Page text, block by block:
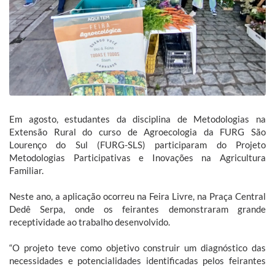
Em agosto, estudantes da disciplina de Metodologias na
Extensão Rural do curso de Agroecologia da FURG São
Lourenço do Sul (FURG-SLS) participaram do Projeto
Metodologias Participativas e Inovações na Agricultura
Familiar.
Neste ano, a aplicação ocorreu na Feira Livre, na Praça Central
Dedê Serpa, onde os feirantes demonstraram grande
receptividade ao trabalho desenvolvido.
“O projeto teve como objetivo construir um diagnóstico das
necessidades e potencialidades identificadas pelos feirantes